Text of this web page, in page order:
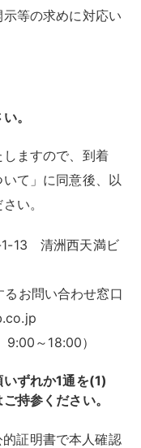
等の求めに対応い
。
ますので、到着
て」に同意後、以
い。
13 清洲西天満ビ
お問い合わせ窓口
～18:00）
いずれか1通を(1)
持参ください。
証明書で本人確認